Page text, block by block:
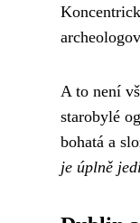
A to není
starobylé
bohatá a
je úplně